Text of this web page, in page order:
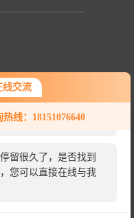
线交流
热线：18151076640
要咨询什么问题呢？
留很久了，是否找到
，您可以直接在线与我
技园D幢